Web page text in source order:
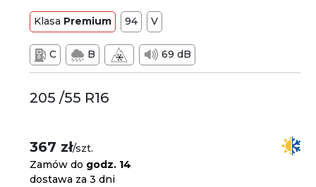
Klasa Premium 94 V
C B 69 dB
205 /55 R16
367 zł/szt.
Zamów do godz. 14
dostawa za 3 dni